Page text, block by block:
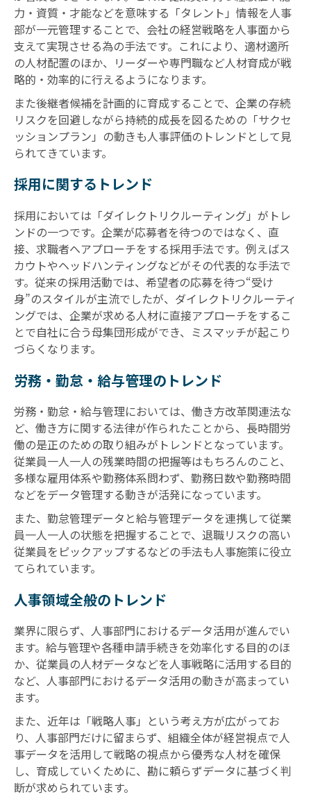
力・資質・才能などを意味する「タレント」情報を人事
部が一元管理することで、会社の経営戦略を人事面から
支えて実現させる為の手法です。これにより、適材適所
の人材配置のほか、リーダーや専門職など人材育成が戦
略的・効率的に行えるようになります。
また後継者候補を計画的に育成することで、企業の存続
リスクを回避しながら持続的成長を図るための「サクセ
ッションプラン」の動きも人事評価のトレンドとして見
られてきています。
採用に関するトレンド
採用においては「ダイレクトリクルーティング」がトレ
ンドの一つです。企業が応募者を待つのではなく、直
接、求職者へアプローチをする採用手法です。例えばス
カウトやヘッドハンティングなどがその代表的な手法で
す。従来の採用活動では、希望者の応募を待つ“受け
身”のスタイルが主流でしたが、ダイレクトリクルーティ
ングでは、企業が求める人材に直接アプローチをするこ
とで自社に合う母集団形成ができ、ミスマッチが起こり
づらくなります。
労務・勤怠・給与管理のトレンド
労務・勤怠・給与管理においては、働き方改革関連法な
ど、働き方に関する法律が作られたことから、長時間労
働の是正のための取り組みがトレンドとなっています。
従業員一人一人の残業時間の把握等はもちろんのこと、
多様な雇用体系や勤務体系問わず、勤務日数や勤務時間
などをデータ管理する動きが活発になっています。
また、勤怠管理データと給与管理データを連携して従業
員一人一人の状態を把握することで、退職リスクの高い
従業員をピックアップするなどの手法も人事施策に役立
てられています。
人事領域全般のトレンド
業界に限らず、人事部門におけるデータ活用が進んでい
ます。給与管理や各種申請手続きを効率化する目的のほ
か、従業員の人材データなどを人事戦略に活用する目的
など、人事部門におけるデータ活用の動きが高まってい
ます。
また、近年は「戦略人事」という考え方が広がってお
り、人事部門だけに留まらず、組織全体が経営視点で人
事データを活用して戦略の視点から優秀な人材を確保
し、育成していくために、勘に頼らずデータに基づく判
断が求められています。